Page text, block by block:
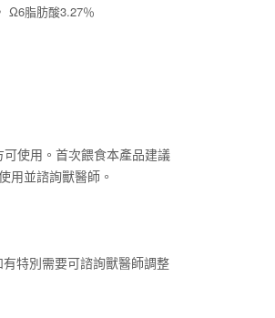
Ω6脂肪酸3.27％
使用。首次餵食本產品建議
用並諮詢獸醫師。
特別需要可諮詢獸醫師調整